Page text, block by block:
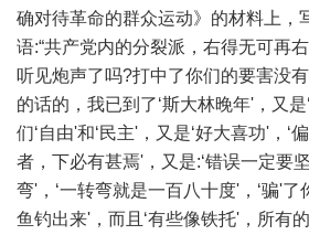
确对待革命的群众运动》的材料上，
语:“共产党内的分裂派，右得无可再
听见炮声了吗?打中了你们的要害没
的话的，我已到了‘斯大林晚年'，又
们‘自由'和‘民主'，又是‘好大喜功'，‘
者，下必有甚焉'，又是:‘错误一定要
弯'，‘一转弯就是一百八十度'，‘骗'了
鱼钓出来'，而且‘有些像铁托'，所有